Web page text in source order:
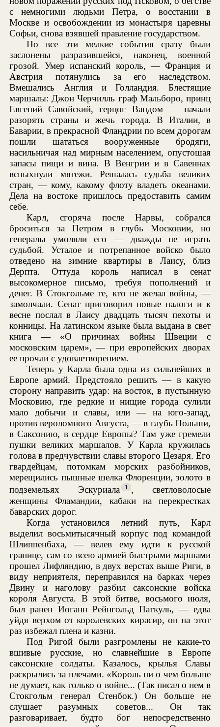
с немногими людьми Петра, о восстании в
Москве и освобождении из монастыря царевны
Софьи, снова взявшей правление государством.
Но все эти мелкие события сразу были
заслонены разразившейся, наконец, военной
грозой. Умер испанский король, — Франция и
Австрия потянулись за его наследством.
Вмешались Англия и Голландия. Блестящие
маршалы: Джон Черчилль граф Мальборо, принц
Евгений Савойский, герцог Вандом — начали
разорять страны и жечь города. В Италии, в
Баварии, в прекрасной Фландрии по всем дорогам
пошли шататься вооруженные бродяги,
насильничая над мирным населением, опустошая
запасы пищи и вина. В Венгрии и в Савеннах
вспыхнули мятежи. Решалась судьба великих
стран, — кому, какому флоту владеть океанами.
Дела на востоке пришлось предоставить самим
себе.
Карл, сгоряча после Нарвы, собрался
броситься за Петром в глубь Московии, но
генералы умоляли его — дважды не играть
судьбой. Усталое и потрепанное войско было
отведено на зимние квартиры в Лаису, близ
Дерпта. Оттуда король написал в сенат
высокомерное письмо, требуя пополнений и
денег. В Стокгольме те, кто не желал войны, —
замолчали. Сенат приговорил новые налоги и к
весне послал в Лаису двадцать тысяч пехоты и
конницы. На латинском языке была выдана в свет
книга — «О причинах войны Швеции с
московским царем», — при европейских дворах
ее прочли с удовлетворением.
Теперь у Карла была одна из сильнейших в
Европе армий. Предстояло решить — в какую
сторону направить удар: на восток, в пустынную
Московию, где редкие и нищие города сулили
мало добычи и славы, или — на юго-запад,
против вероломного Августа, — в глубь Польши,
в Саксонию, в сердце Европы? Там уже гремели
пушки великих маршалов. У Карла кружилась
голова в предчувствии славы второго Цезаря. Его
гвардейцам, потомкам морских разбойников,
мерещились пышные шелка Флоренции, золото в
подземельях Эскуриала
1 , светловолосые
женщины Фламандии, кабаки на перекрестках
баварских дорог.
Когда установился летний путь, Карл
выделил восьмитысячный корпус под командой
Шлиппенбаха, — велев ему идти к русской
границе, сам со всею армией быстрыми маршами
прошел Лифляндию, в двух верстах выше Риги, в
виду неприятеля, переправился на барках через
Двину и наголову разбил саксонские войска
короля Августа. В этой битве, восьмого июля,
был ранен Иоганн Рейнгольд Паткуль, — едва
уйдя верхом от королевских кирасир, он на этот
раз избежал плена и казни.
Под Ригой были разгромлены не какие-то
вшивые русские, но славнейшие в Европе
саксонские солдаты. Казалось, крылья Славы
раскрылись за плечами. «Король ни о чем больше
не думает, как только о войне... (Так писал о нем в
Стокгольм генерал Стенбок.) Он больше не
слушает разумных советов... Он так
разговаривает, будто бог непосредственно